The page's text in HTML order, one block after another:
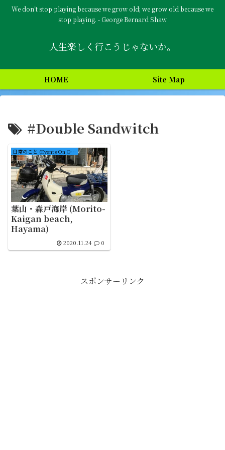
We don’t stop playing because we grow old; we grow old because we
stop playing. - George Bernard Shaw
人生楽しく行こうじゃないか。
HOME Site Map
#Double Sandwitch
日常のこと (Events On Ordinary Days)
葉山・森戸海岸 (Morito-
Kaigan beach,
Hayama)
2020.11.24 0
スポンサーリンク